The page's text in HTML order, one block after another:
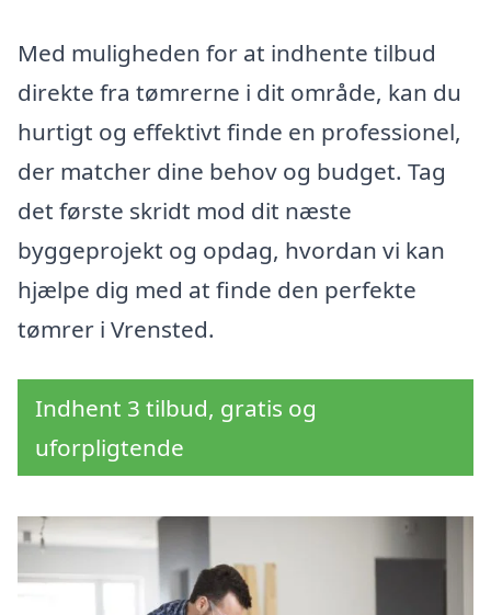
Med muligheden for at indhente tilbud
direkte fra tømrerne i dit område, kan du
hurtigt og effektivt finde en professionel,
der matcher dine behov og budget. Tag
det første skridt mod dit næste
byggeprojekt og opdag, hvordan vi kan
hjælpe dig med at finde den perfekte
tømrer i Vrensted.
Indhent 3 tilbud, gratis og
uforpligtende